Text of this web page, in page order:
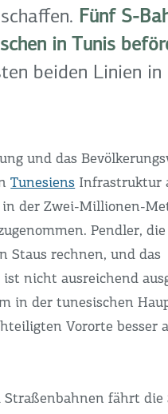
Fünf S-
in Tunis
beiden Linien in
und das
Tunesiens Infrastruktur
in der Zwei-Millionen-
Pendler,
Staus rechnen, und das
nicht ausreichend
in der tunesischen
Vororte besser
Straßenbahnen fährt die